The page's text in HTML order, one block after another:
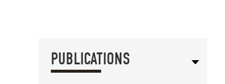
PUBLICATIONS